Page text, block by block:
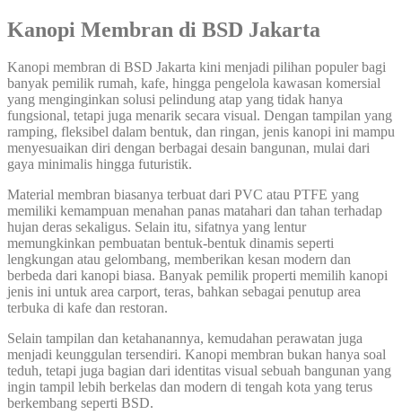
Kanopi Membran di BSD Jakarta
Kanopi membran di BSD Jakarta kini menjadi pilihan populer bagi
banyak pemilik rumah, kafe, hingga pengelola kawasan komersial
yang menginginkan solusi pelindung atap yang tidak hanya
fungsional, tetapi juga menarik secara visual. Dengan tampilan yang
ramping, fleksibel dalam bentuk, dan ringan, jenis kanopi ini mampu
menyesuaikan diri dengan berbagai desain bangunan, mulai dari
gaya minimalis hingga futuristik.
Material membran biasanya terbuat dari PVC atau PTFE yang
memiliki kemampuan menahan panas matahari dan tahan terhadap
hujan deras sekaligus. Selain itu, sifatnya yang lentur
memungkinkan pembuatan bentuk-bentuk dinamis seperti
lengkungan atau gelombang, memberikan kesan modern dan
berbeda dari kanopi biasa. Banyak pemilik properti memilih kanopi
jenis ini untuk area carport, teras, bahkan sebagai penutup area
terbuka di kafe dan restoran.
Selain tampilan dan ketahanannya, kemudahan perawatan juga
menjadi keunggulan tersendiri. Kanopi membran bukan hanya soal
teduh, tetapi juga bagian dari identitas visual sebuah bangunan yang
ingin tampil lebih berkelas dan modern di tengah kota yang terus
berkembang seperti BSD.